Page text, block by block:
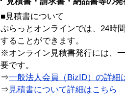
■見積書について
ぷらっとオンラインでは、24時
することができます。
※オンライン見積書発行には、
要です。
⇒一般法人会員（BizID）の詳細
⇒ 見積書について詳細はこちら